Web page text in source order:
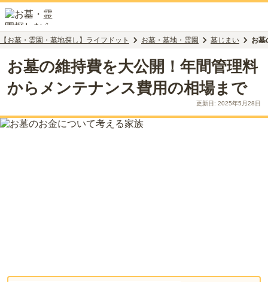
【お墓・霊園・墓地探し】ライフドット お墓・墓地・霊園 墓じまい お墓
お墓の維持費を大公開！年間管理料
からメンテナンス費用の相場まで
更新日: 2025年5月28日